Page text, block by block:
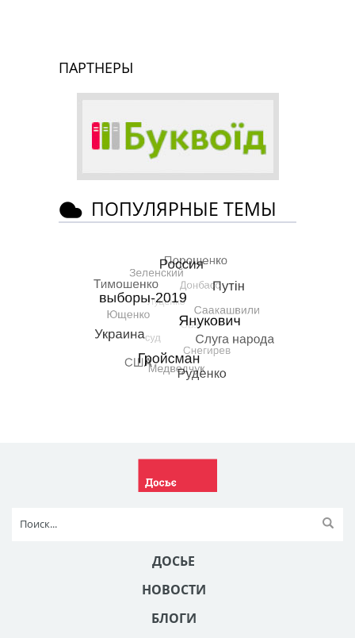
ПАРТНЕРЫ
ПОПУЛЯРНЫЕ ТЕМЫ
ДОСЬЕ
НОВОСТИ
БЛОГИ